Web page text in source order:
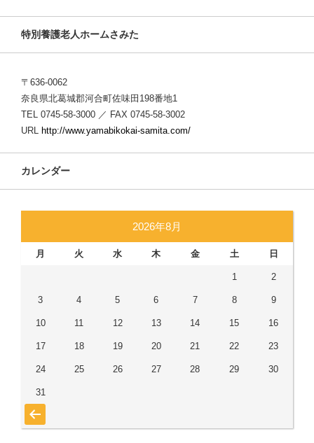
特別養護老人ホームさみた
〒636-0062
奈良県北葛城郡河合町佐味田198番地1
TEL 0745-58-3000 ／ FAX 0745-58-3002
URL http://www.yamabikokai-samita.com/
カレンダー
2026年8月
月 火 水 木 金 土 日
1 2
3 4 5 6 7 8 9
10 11 12 13 14 15 16
17 18 19 20 21 22 23
24 25 26 27 28 29 30
31
« 7月